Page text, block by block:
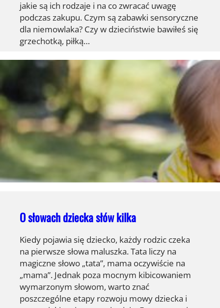
jakie są ich rodzaje i na co zwracać uwagę
podczas zakupu. Czym są zabawki sensoryczne
dla niemowlaka? Czy w dzieciństwie bawiłeś się
grzechotką, piłką…
O słowach dziecka słów kilka
Kiedy pojawia się dziecko, każdy rodzic czeka
na pierwsze słowa maluszka. Tata liczy na
magiczne słowo „tata”, mama oczywiście na
„mama”. Jednak poza mocnym kibicowaniem
wymarzonym słowom, warto znać
poszczególne etapy rozwoju mowy dziecka i